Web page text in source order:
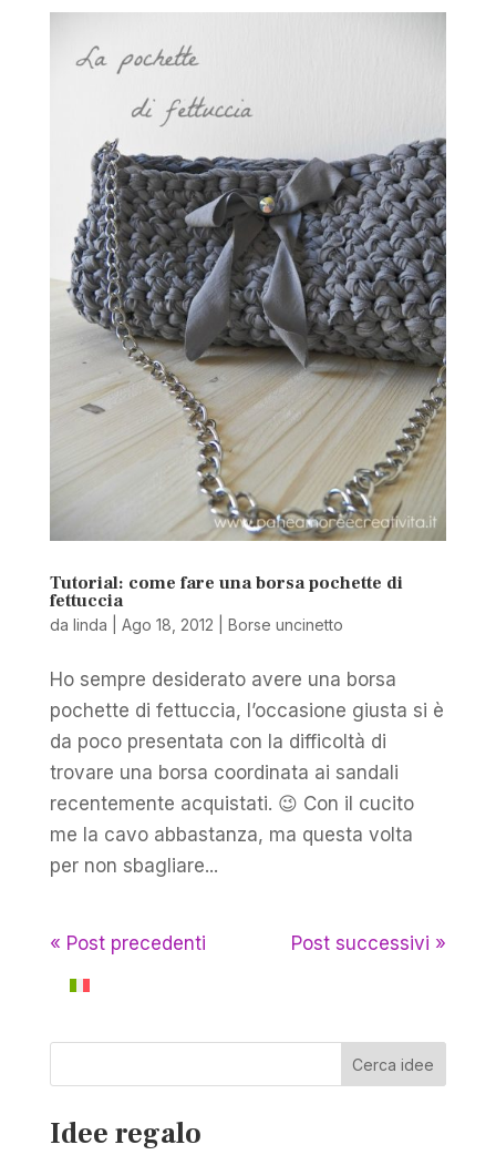
Tutorial: come fare una borsa pochette di
fettuccia
da linda Ago 18, 2012 Borse uncinetto
Ho sempre desiderato avere una borsa
pochette di fettuccia, l’occasione giusta si è
da poco presentata con la difficoltà di
trovare una borsa coordinata ai sandali
recentemente acquistati. 😉 Con il cucito
me la cavo abbastanza, ma questa volta
per non sbagliare...
« Post precedenti Post successivi »
Cerca idee
Idee regalo